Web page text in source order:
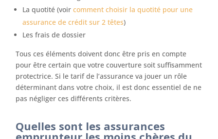
La quotité (voircomment choisir la quotité pour une
assurance de crédit sur 2 têtes)
Les frais de dossier
Tous ces éléments doivent donc être pris en compte
pour être certain que votre couverture soit suffisamment
protectrice. Si le tarif de l’assurance va jouer un rôle
déterminant dans votre choix, il est donc essentiel de ne
pas négliger ces différents critères.
Quelles sont les assurances